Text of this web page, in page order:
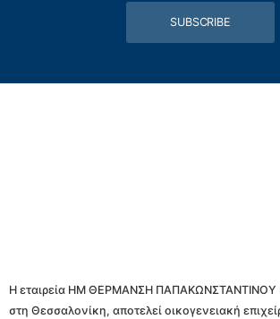
SUBSCRIBE
Η εταιρεία ΗΜ ΘΕΡΜΑΝΣΗ ΠΑΠΑΚΩΝΣΤΑΝΤΙΝΟΥ
στη Θεσσαλονίκη, αποτελεί οικογενειακή